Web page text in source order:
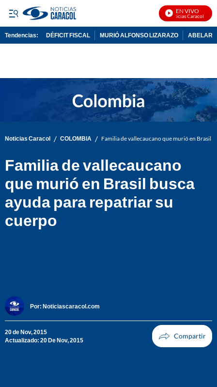
EN VIVO
Noticias Caracol En
Tendencias: DÉFICIT FISCAL MURIÓ ALFONSO LIZARAZO
Noticias Caracol / COLOMBIA / Familia de vallecaucano que murió en Brasil
Familia de vallecaucano
que murió en Brasil busca
ayuda para repatriar su
cuerpo
Por: Noticiascaracol.com
20 de Nov, 2015
Actualizado: 20 De Nov, 2015